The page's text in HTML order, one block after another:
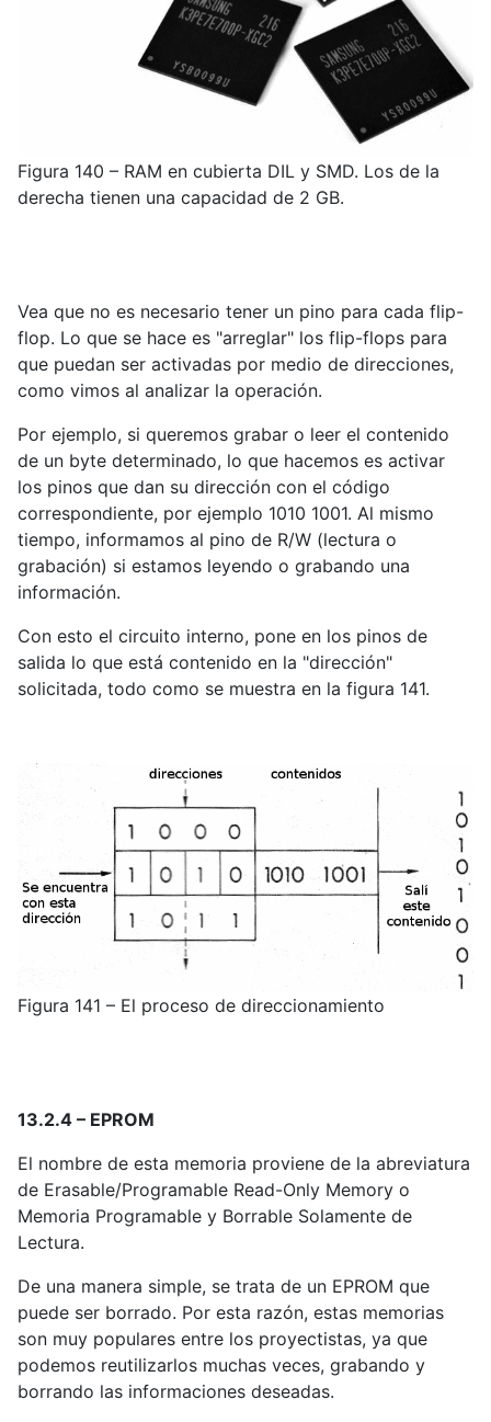
Figura 140 – RAM en cubierta DIL y SMD. Los de la
derecha tienen una capacidad de 2 GB.
Vea que no es necesario tener un pino para cada flip-
flop. Lo que se hace es "arreglar" los flip-flops para
que puedan ser activadas por medio de direcciones,
como vimos al analizar la operación.
Por ejemplo, si queremos grabar o leer el contenido
de un byte determinado, lo que hacemos es activar
los pinos que dan su dirección con el código
correspondiente, por ejemplo 1010 1001. Al mismo
tiempo, informamos al pino de R/W (lectura o
grabación) si estamos leyendo o grabando una
información.
Con esto el circuito interno, pone en los pinos de
salida lo que está contenido en la "dirección"
solicitada, todo como se muestra en la figura 141.
Figura 141 – El proceso de direccionamiento
13.2.4 – EPROM
El nombre de esta memoria proviene de la abreviatura
de Erasable/Programable Read-Only Memory o
Memoria Programable y Borrable Solamente de
Lectura.
De una manera simple, se trata de un EPROM que
puede ser borrado. Por esta razón, estas memorias
son muy populares entre los proyectistas, ya que
podemos reutilizarlos muchas veces, grabando y
borrando las informaciones deseadas.